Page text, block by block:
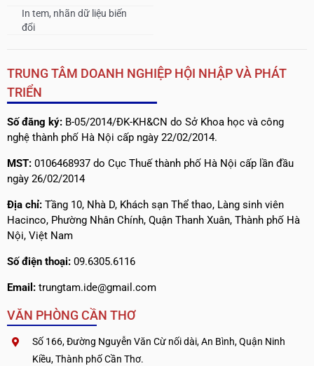
In tem, nhãn dữ liệu biến
đổi
TRUNG TÂM DOANH NGHIỆP HỘI NHẬP VÀ PHÁT
TRIỂN
Số đăng ký: B-05/2014/ĐK-KH&CN do Sở Khoa học và công
nghệ thành phố Hà Nội cấp ngày 22/02/2014.
MST: 0106468937 do Cục Thuế thành phố Hà Nội cấp lần đầu
ngày 26/02/2014
Địa chỉ: Tầng 10, Nhà D, Khách sạn Thể thao, Làng sinh viên
Hacinco, Phường Nhân Chính, Quận Thanh Xuân, Thành phố Hà
Nội, Việt Nam
Số điện thoại: 09.6305.6116
Email: trungtam.ide@gmail.com
VĂN PHÒNG CẦN THƠ
Số 166, Đường Nguyễn Văn Cừ nối dài, An Bình, Quận Ninh
Kiều, Thành phố Cần Thơ.